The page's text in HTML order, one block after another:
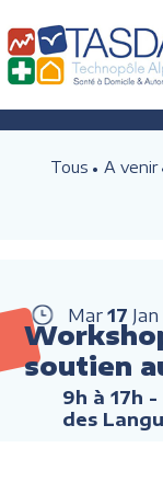
Tous A venir
Mar 17 Jan
soutien
9h à 17h -
des